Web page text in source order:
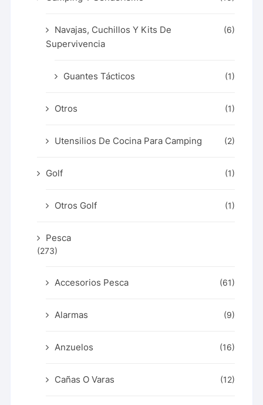
Navajas, Cuchillos Y Kits De
Supervivencia
(6)
Guantes Tácticos (1)
Otros (1)
Utensilios De Cocina Para Camping (2)
Golf (1)
Otros Golf (1)
Pesca
(273)
Accesorios Pesca (61)
Alarmas (9)
Anzuelos (16)
Cañas O Varas (12)